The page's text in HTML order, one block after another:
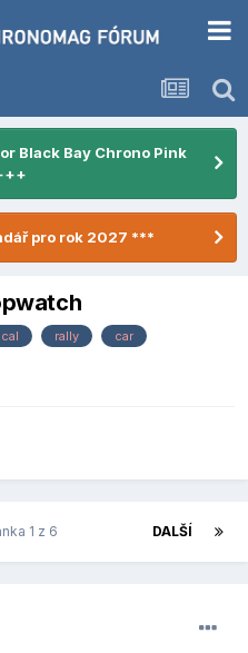
Black Bay Chrono Pink
pro rok 2027 ***
rally car
DALŠÍ
1 z 6